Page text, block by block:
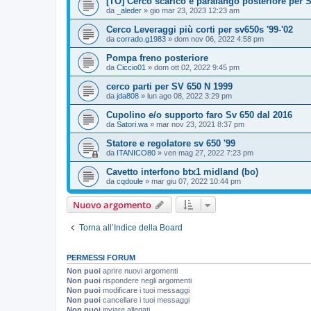
da _aleder » gio mar 23, 2023 12:23 am
Cerco Leveraggi più corti per sv650s '99-'02
da corrado.g1983 » dom nov 06, 2022 4:58 pm
Pompa freno posteriore
da Ciccio01 » dom ott 02, 2022 9:45 pm
cerco parti per SV 650 N 1999
da jda808 » lun ago 08, 2022 3:29 pm
Cupolino e/o supporto faro Sv 650 dal 2016
da Satori.wa » mar nov 23, 2021 8:37 pm
Statore e regolatore sv 650 '99
da ITANICO80 » ven mag 27, 2022 7:23 pm
Cavetto interfono btx1 midland (bo)
da cqdoule » mar giu 07, 2022 10:44 pm
Nuovo argomento
Torna all’Indice della Board
PERMESSI FORUM
Non puoi aprire nuovi argomenti
Non puoi rispondere negli argomenti
Non puoi modificare i tuoi messaggi
Non puoi cancellare i tuoi messaggi